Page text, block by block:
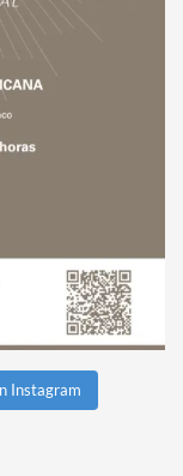
Instagram